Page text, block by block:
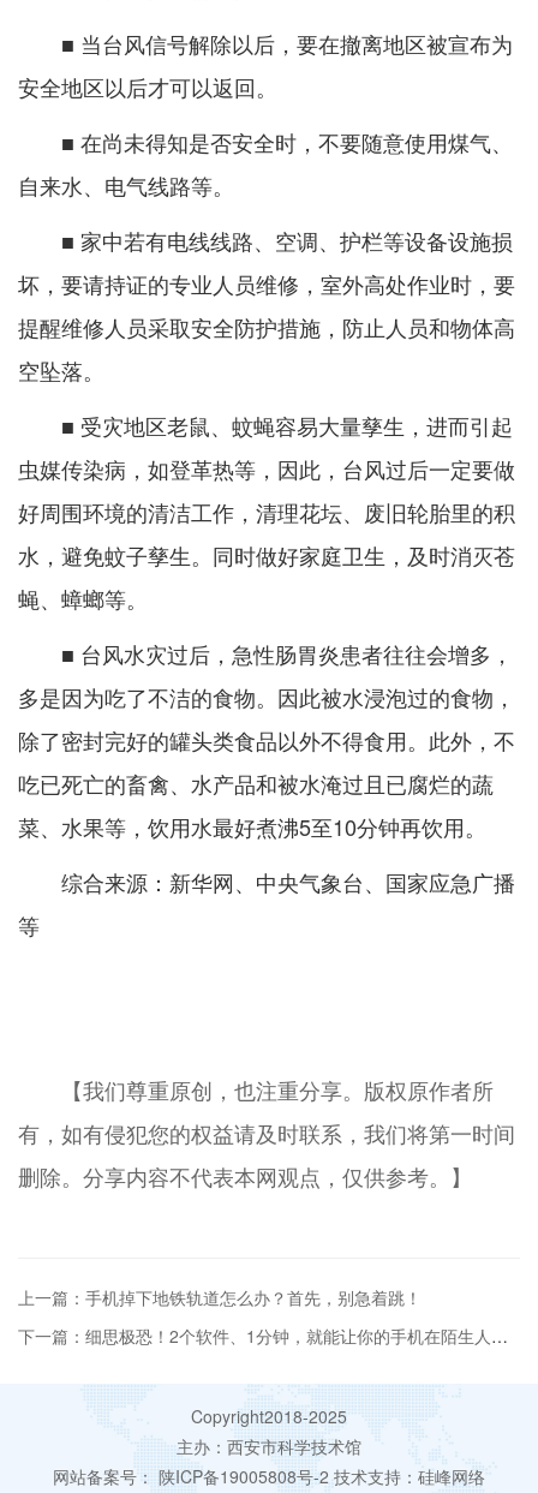
■ 当台风信号解除以后，要在撤离地区被宣布为
安全地区以后才可以返回。
■ 在尚未得知是否安全时，不要随意使用煤气、
自来水、电气线路等。
■ 家中若有电线线路、空调、护栏等设备设施损
坏，要请持证的专业人员维修，室外高处作业时，要
提醒维修人员采取安全防护措施，防止人员和物体高
空坠落。
■ 受灾地区老鼠、蚊蝇容易大量孳生，进而引起
虫媒传染病，如登革热等，因此，台风过后一定要做
好周围环境的清洁工作，清理花坛、废旧轮胎里的积
水，避免蚊子孳生。同时做好家庭卫生，及时消灭苍
蝇、蟑螂等。
■ 台风水灾过后，急性肠胃炎患者往往会增多，
多是因为吃了不洁的食物。因此被水浸泡过的食物，
除了密封完好的罐头类食品以外不得食用。此外，不
吃已死亡的畜禽、水产品和被水淹过且已腐烂的蔬
菜、水果等，饮用水最好煮沸5至10分钟再饮用。
综合来源：新华网、中央气象台、国家应急广播
等
【我们尊重原创，也注重分享。版权原作者所
有，如有侵犯您的权益请及时联系，我们将第一时间
删除。分享内容不代表本网观点，仅供参考。】
上一篇：手机掉下地铁轨道怎么办？首先，别急着跳！
下一篇：细思极恐！2个软件、1分钟，就能让你的手机在陌生人面前“裸奔”？！警方提醒
Copyright2018-2025
主办：西安市科学技术馆
网站备案号： 陕ICP备19005808号-2技术支持： 硅峰网络